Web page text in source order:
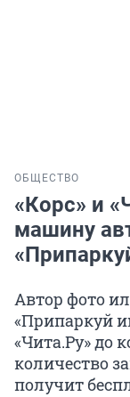
ОБЩЕСТВО
«Корс» и
машину
Автор фото
«Припаркуй
«Чита.Ру» до
количество
получит